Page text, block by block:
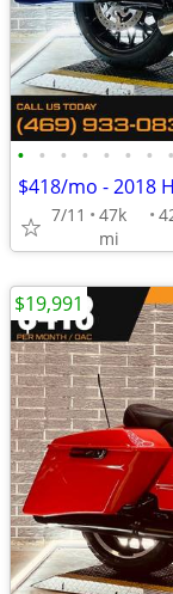
• • • • • • • •
$418/mo - 2018
7/11
47k
mi
$19,991